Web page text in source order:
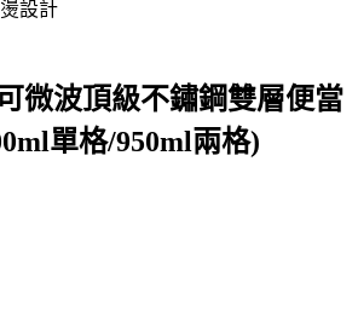
設計
微波頂級不鏽鋼雙層便當
單格/950ml兩格)